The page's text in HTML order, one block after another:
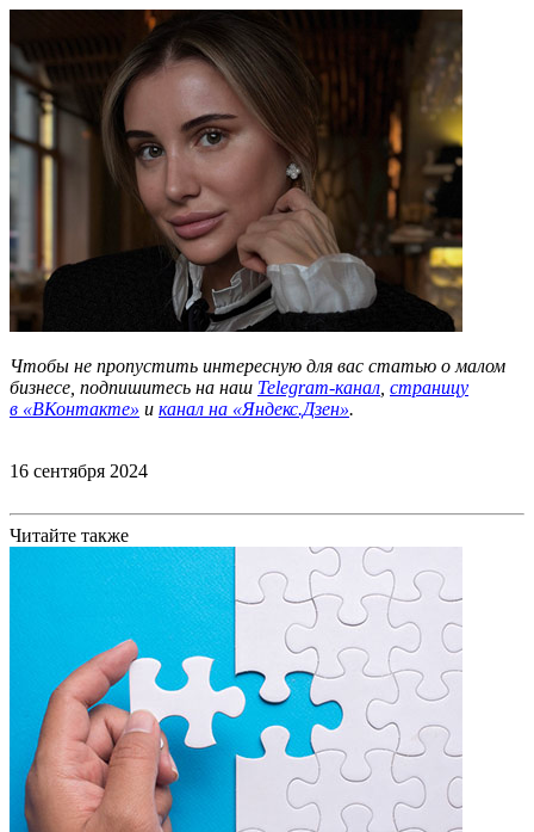
Чтобы не пропустить интересную для вас статью о малом
бизнесе, подпишитесь на наш Telegram-канал страницу
в «ВКонтакте» и канал на «Яндекс.Дзен».
16 сентября 2024
Читайте также